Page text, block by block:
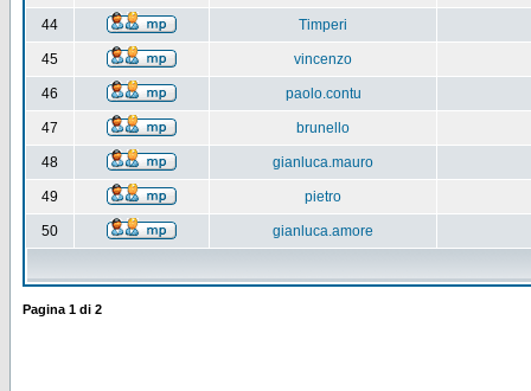
44 Timperi
45 vincenzo
46 paolo.contu
47 brunello
48 gianluca.mauro
49 pietro
50 gianluca.amore
Pagina 1 di 2